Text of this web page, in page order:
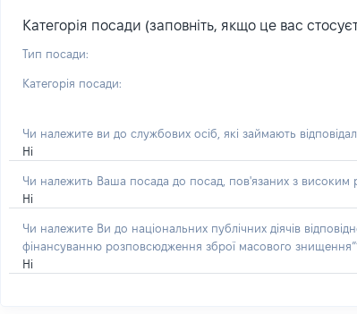
Категорія посади (заповніть, якщо це вас
Тип посади:
Категорія посади:
Чи належите ви до службових осіб, які займають
Ні
Чи належить Ваша посада до посад, пов'язаних з високим
Ні
Чи належите Ви до національних публічних діячів
фінансуванню розповсюдження зброї масового
Ні